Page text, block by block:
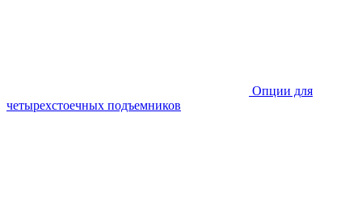
Опции для
четырехстоечных подъемников